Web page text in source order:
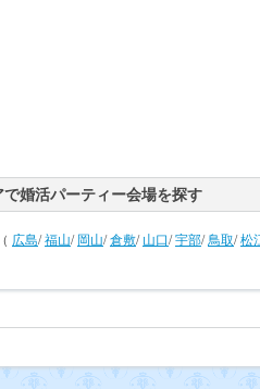
婚活パーティー会場を探す
（ 広島/福山/ 岡山/倉敷/ 山口/宇部/ 鳥取/松